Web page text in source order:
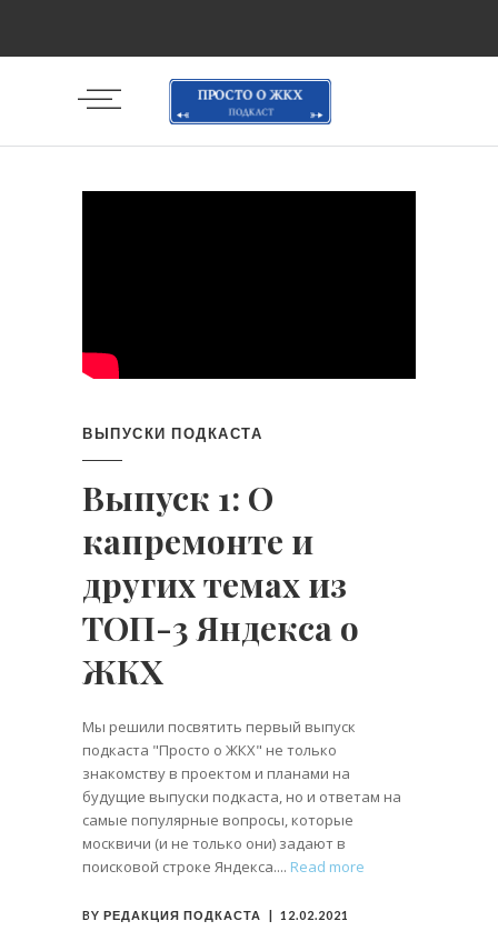
ВЫПУСКИ ПОДКАСТА
Выпуск 1: О
капремонте и
других темах из
ТОП-3 Яндекса о
ЖКХ
Мы решили посвятить первый выпуск
подкаста "Просто о ЖКХ" не только
знакомству в проектом и планами на
будущие выпуски подкаста, но и ответам на
самые популярные вопросы, которые
москвичи (и не только они) задают в
поисковой строке Яндекса.
Read more
BY РЕДАКЦИЯ ПОДКАСТА 12.02.2021